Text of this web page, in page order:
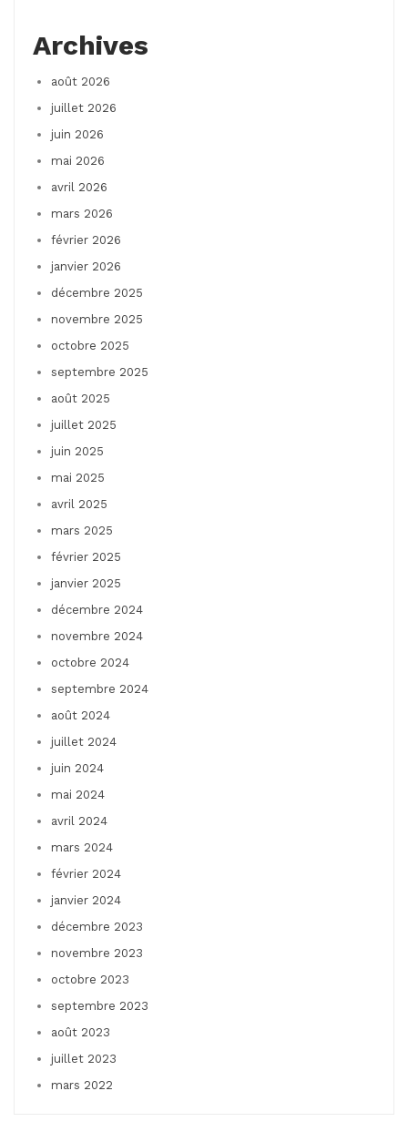
Archives
août 2026
juillet 2026
juin 2026
mai 2026
avril 2026
mars 2026
février 2026
janvier 2026
décembre 2025
novembre 2025
octobre 2025
septembre 2025
août 2025
juillet 2025
juin 2025
mai 2025
avril 2025
mars 2025
février 2025
janvier 2025
décembre 2024
novembre 2024
octobre 2024
septembre 2024
août 2024
juillet 2024
juin 2024
mai 2024
avril 2024
mars 2024
février 2024
janvier 2024
décembre 2023
novembre 2023
octobre 2023
septembre 2023
août 2023
juillet 2023
mars 2022